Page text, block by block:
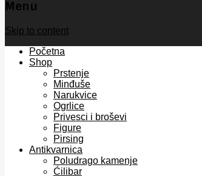
Menu
Skip to content
Početna
Shop
Prstenje
Minđuše
Narukvice
Ogrlice
Privesci i broševi
Figure
Pirsing
Antikvarnica
Poludrago kamenje
Ćilibar